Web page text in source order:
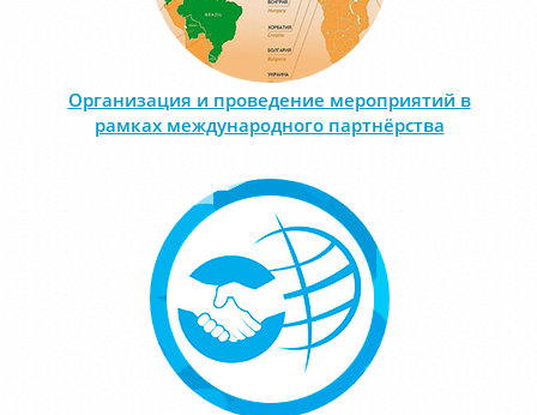
Организация и проведение мероприятий в
рамках международного партнёрства